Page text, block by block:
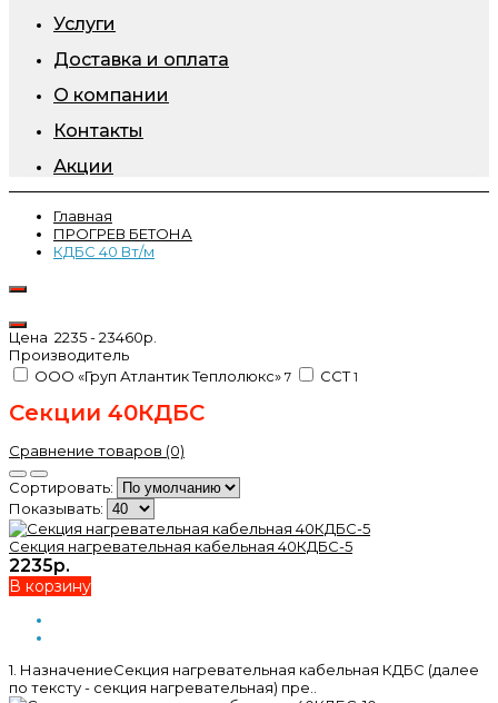
Услуги
Доставка и оплата
О компании
Контакты
Акции
Главная
ПРОГРЕВ БЕТОНА
КДБС 40 Вт/м
Цена 2235-23460р.
Производитель
ООО «Груп Атлантик Теплолюкс» 7 ССТ1
Секции 40КДБС
Сравнение товаров (0)
Сортировать:
Показывать:
Секция нагревательная кабельная 40КДБС-5
2235р.
В корзину
1. НазначениеСекция нагревательная кабельная КДБС (далее
по тексту - секция нагревательная) пре..